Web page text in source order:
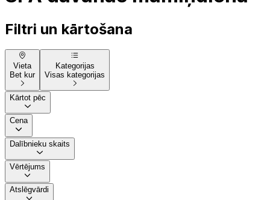
Filtri un kārtošana
Vieta
Bet kur
Kategorijas
Visas kategorijas
Kārtot pēc
Cena
Dalībnieku skaits
Vērtējums
Atslēgvārdi